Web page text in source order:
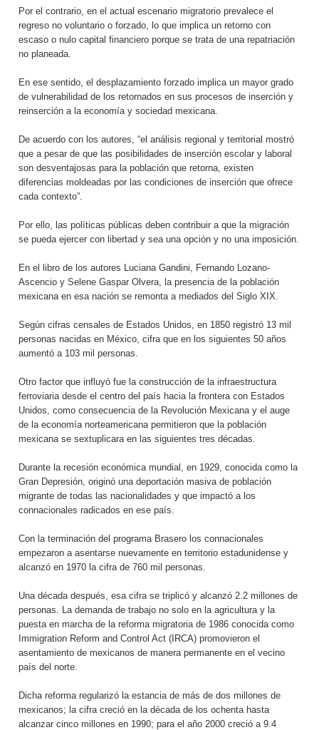
Por el contrario, en el actual escenario migratorio prevalece el
regreso no voluntario o forzado, lo que implica un retorno con
escaso o nulo capital financiero porque se trata de una repatriación
no planeada.
En ese sentido, el desplazamiento forzado implica un mayor grado
de vulnerabilidad de los retornados en sus procesos de inserción y
reinserción a la economía y sociedad mexicana.
De acuerdo con los autores, “el análisis regional y territorial mostró
que a pesar de que las posibilidades de inserción escolar y laboral
son desventajosas para la población que retorna, existen
diferencias moldeadas por las condiciones de inserción que ofrece
cada contexto”.
Por ello, las políticas públicas deben contribuir a que la migración
se pueda ejercer con libertad y sea una opción y no una imposición.
En el libro de los autores Luciana Gandini, Fernando Lozano-
Ascencio y Selene Gaspar Olvera, la presencia de la población
mexicana en esa nación se remonta a mediados del Siglo XIX.
Según cifras censales de Estados Unidos, en 1850 registró 13 mil
personas nacidas en México, cifra que en los siguientes 50 años
aumentó a 103 mil personas.
Otro factor que influyó fue la construcción de la infraestructura
ferroviaria desde el centro del país hacia la frontera con Estados
Unidos, como consecuencia de la Revolución Mexicana y el auge
de la economía norteamericana permitieron que la población
mexicana se sextuplicara en las siguientes tres décadas.
Durante la recesión económica mundial, en 1929, conocida como la
Gran Depresión, originó una deportación masiva de población
migrante de todas las nacionalidades y que impactó a los
connacionales radicados en ese país.
Con la terminación del programa Brasero los connacionales
empezaron a asentarse nuevamente en territorio estadunidense y
alcanzó en 1970 la cifra de 760 mil personas.
Una década después, esa cifra se triplicó y alcanzó 2.2 millones de
personas. La demanda de trabajo no solo en la agricultura y la
puesta en marcha de la reforma migratoria de 1986 conocida como
Immigration Reform and Control Act (IRCA) promovieron el
asentamiento de mexicanos de manera permanente en el vecino
país del norte.
Dicha reforma regularizó la estancia de más de dos millones de
mexicanos; la cifra creció en la década de los ochenta hasta
alcanzar cinco millones en 1990; para el año 2000 creció a 9.4